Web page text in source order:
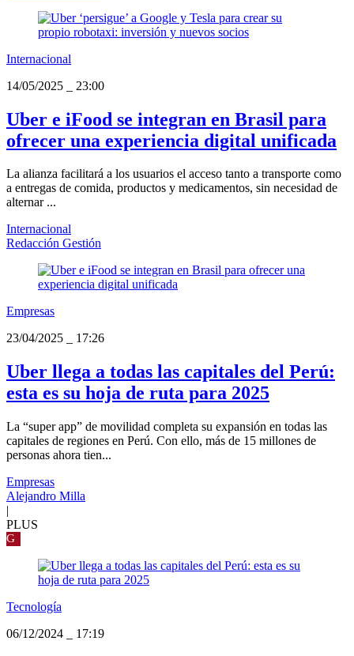
Internacional
14/05/2025
23:00
Uber e iFood se integran en Brasil para
ofrecer una experiencia digital unificada
La alianza facilitará a los usuarios el acceso tanto a transporte como
a entregas de comida, productos y medicamentos, sin necesidad de
alternar ...
Internacional
Redacción Gestión
Empresas
23/04/2025
17:26
Uber llega a todas las capitales del Perú:
esta es su hoja de ruta para 2025
La “super app” de movilidad completa su expansión en todas las
capitales de regiones en Perú. Con ello, más de 15 millones de
personas ahora tien...
Empresas
Alejandro Milla
|
PLUS
G
Tecnología
06/12/2024
17:19